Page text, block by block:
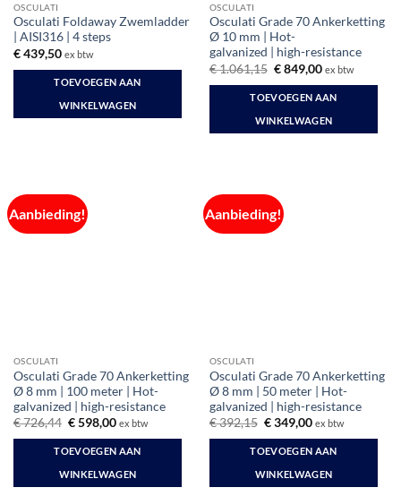
productpagina
OSCULATI
Osculati Foldaway Zwemladder
| AISI316 | 4 steps
€439,50 ex btw
TOEVOEGEN AAN
WINKELWAGEN
OSCULATI
Osculati Grade 70 Ankerketting
Ø 10 mm | Hot-
galvanized | high-resistance
€1.061,15 Oorspronkelijke
was:
€ 1.061,15.
€849,00Huidige
is:
€ 849,00.
ex btw
TOEVOEGEN AAN
WINKELWAGEN
Aanbieding!
OSCULATI
Osculati Grade 70 Ankerketting
Ø 8 mm | 100 meter | Hot-
galvanized | high-resistance
€726,44 Oorspronkelijke
was:
€ 726,44.
€598,00Huidige
is:
€ 598,00.
ex btw
TOEVOEGEN AAN
WINKELWAGEN
Aanbieding!
OSCULATI
Osculati Grade 70 Ankerketting
Ø 8 mm | 50 meter | Hot-
galvanized | high-resistance
€392,15 Oorspronkelijke
was:
€ 392,15.
€349,00Huidige
is:
€ 349,00.
ex btw
TOEVOEGEN AAN
WINKELWAGEN